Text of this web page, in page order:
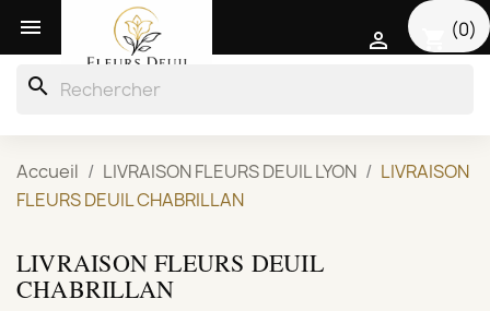
 (0)

search
Accueil LIVRAISON FLEURS DEUIL LYON
LIVRAISON
FLEURS DEUIL CHABRILLAN
LIVRAISON FLEURS DEUIL
CHABRILLAN